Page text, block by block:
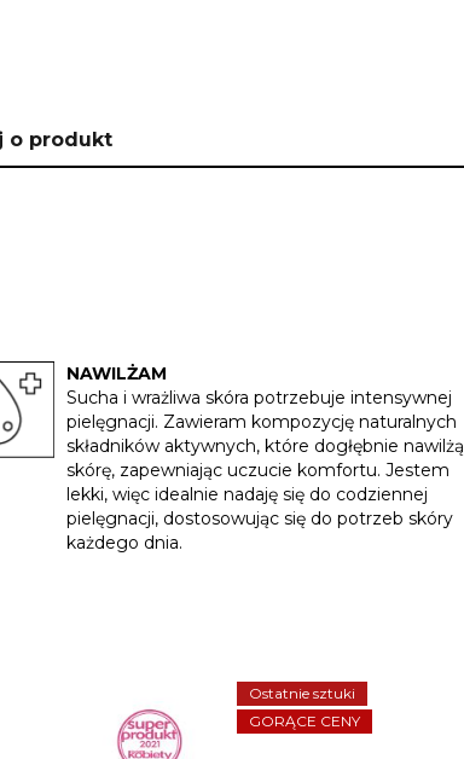
o produkt
NAWILŻAM
Sucha i wrażliwa skóra potrzebuje intensywnej
pielęgnacji. Zawieram kompozycję naturalnych
składników aktywnych, które dogłębnie nawilżą
skórę, zapewniając uczucie komfortu. Jestem
lekki, więc idealnie nadaję się do codziennej
pielęgnacji, dostosowując się do potrzeb skóry
każdego dnia.
Ostatnie sztuki
GORĄCE CENY